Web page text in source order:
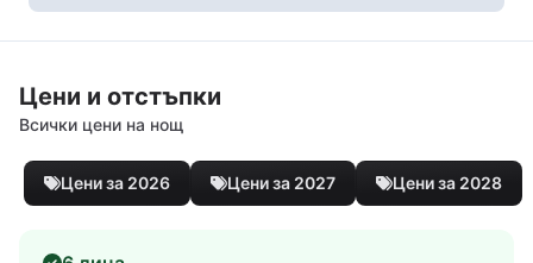
Цени и отстъпки
Всички цени на нощ
Цени за 2026 Цени за 2027 Цени за 2028